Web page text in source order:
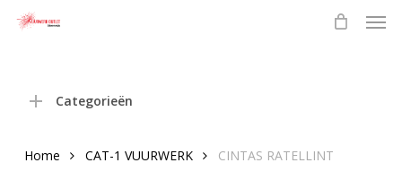
Categorieën
Home CAT-1 VUURWERK CINTAS RATELLINT